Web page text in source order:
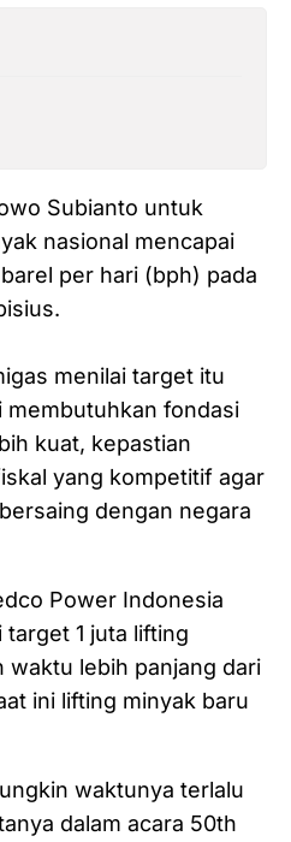
Subianto untuk
nasional mencapai
per hari (bph) pada
menilai target itu
membutuhkan fondasi
kuat, kepastian
yang kompetitif agar
dengan negara
Power Indonesia
target 1 juta lifting
waktu lebih panjang dari
ini lifting minyak baru
waktunya terlalu
dalam acara 50th